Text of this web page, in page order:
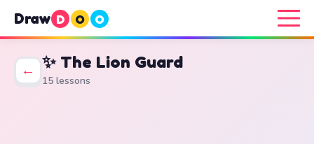
Draw D O O
← ✨ The Lion Guard
15 lessons